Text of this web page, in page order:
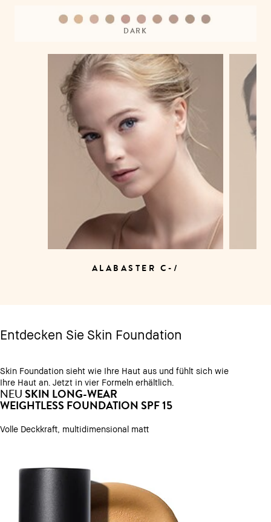
DARK
ALABASTER C-/
Entdecken Sie Skin Foundation
Skin Foundation sieht wie Ihre Haut aus und fühlt sich wie
Ihre Haut an. Jetzt in vier Formeln erhältlich.
NEU SKIN LONG-WEAR
WEIGHTLESS FOUNDATION SPF 15
Volle Deckkraft, multidimensional matt